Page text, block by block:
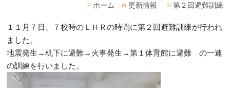
ホーム 更新情報 第２回避難訓練
１１月７日、７校時のＬＨＲの時間に第２回避難訓練が行われ
ました。
地震発生→机下に避難→火事発生→第１体育館に避難 の一連
の訓練を行いました。